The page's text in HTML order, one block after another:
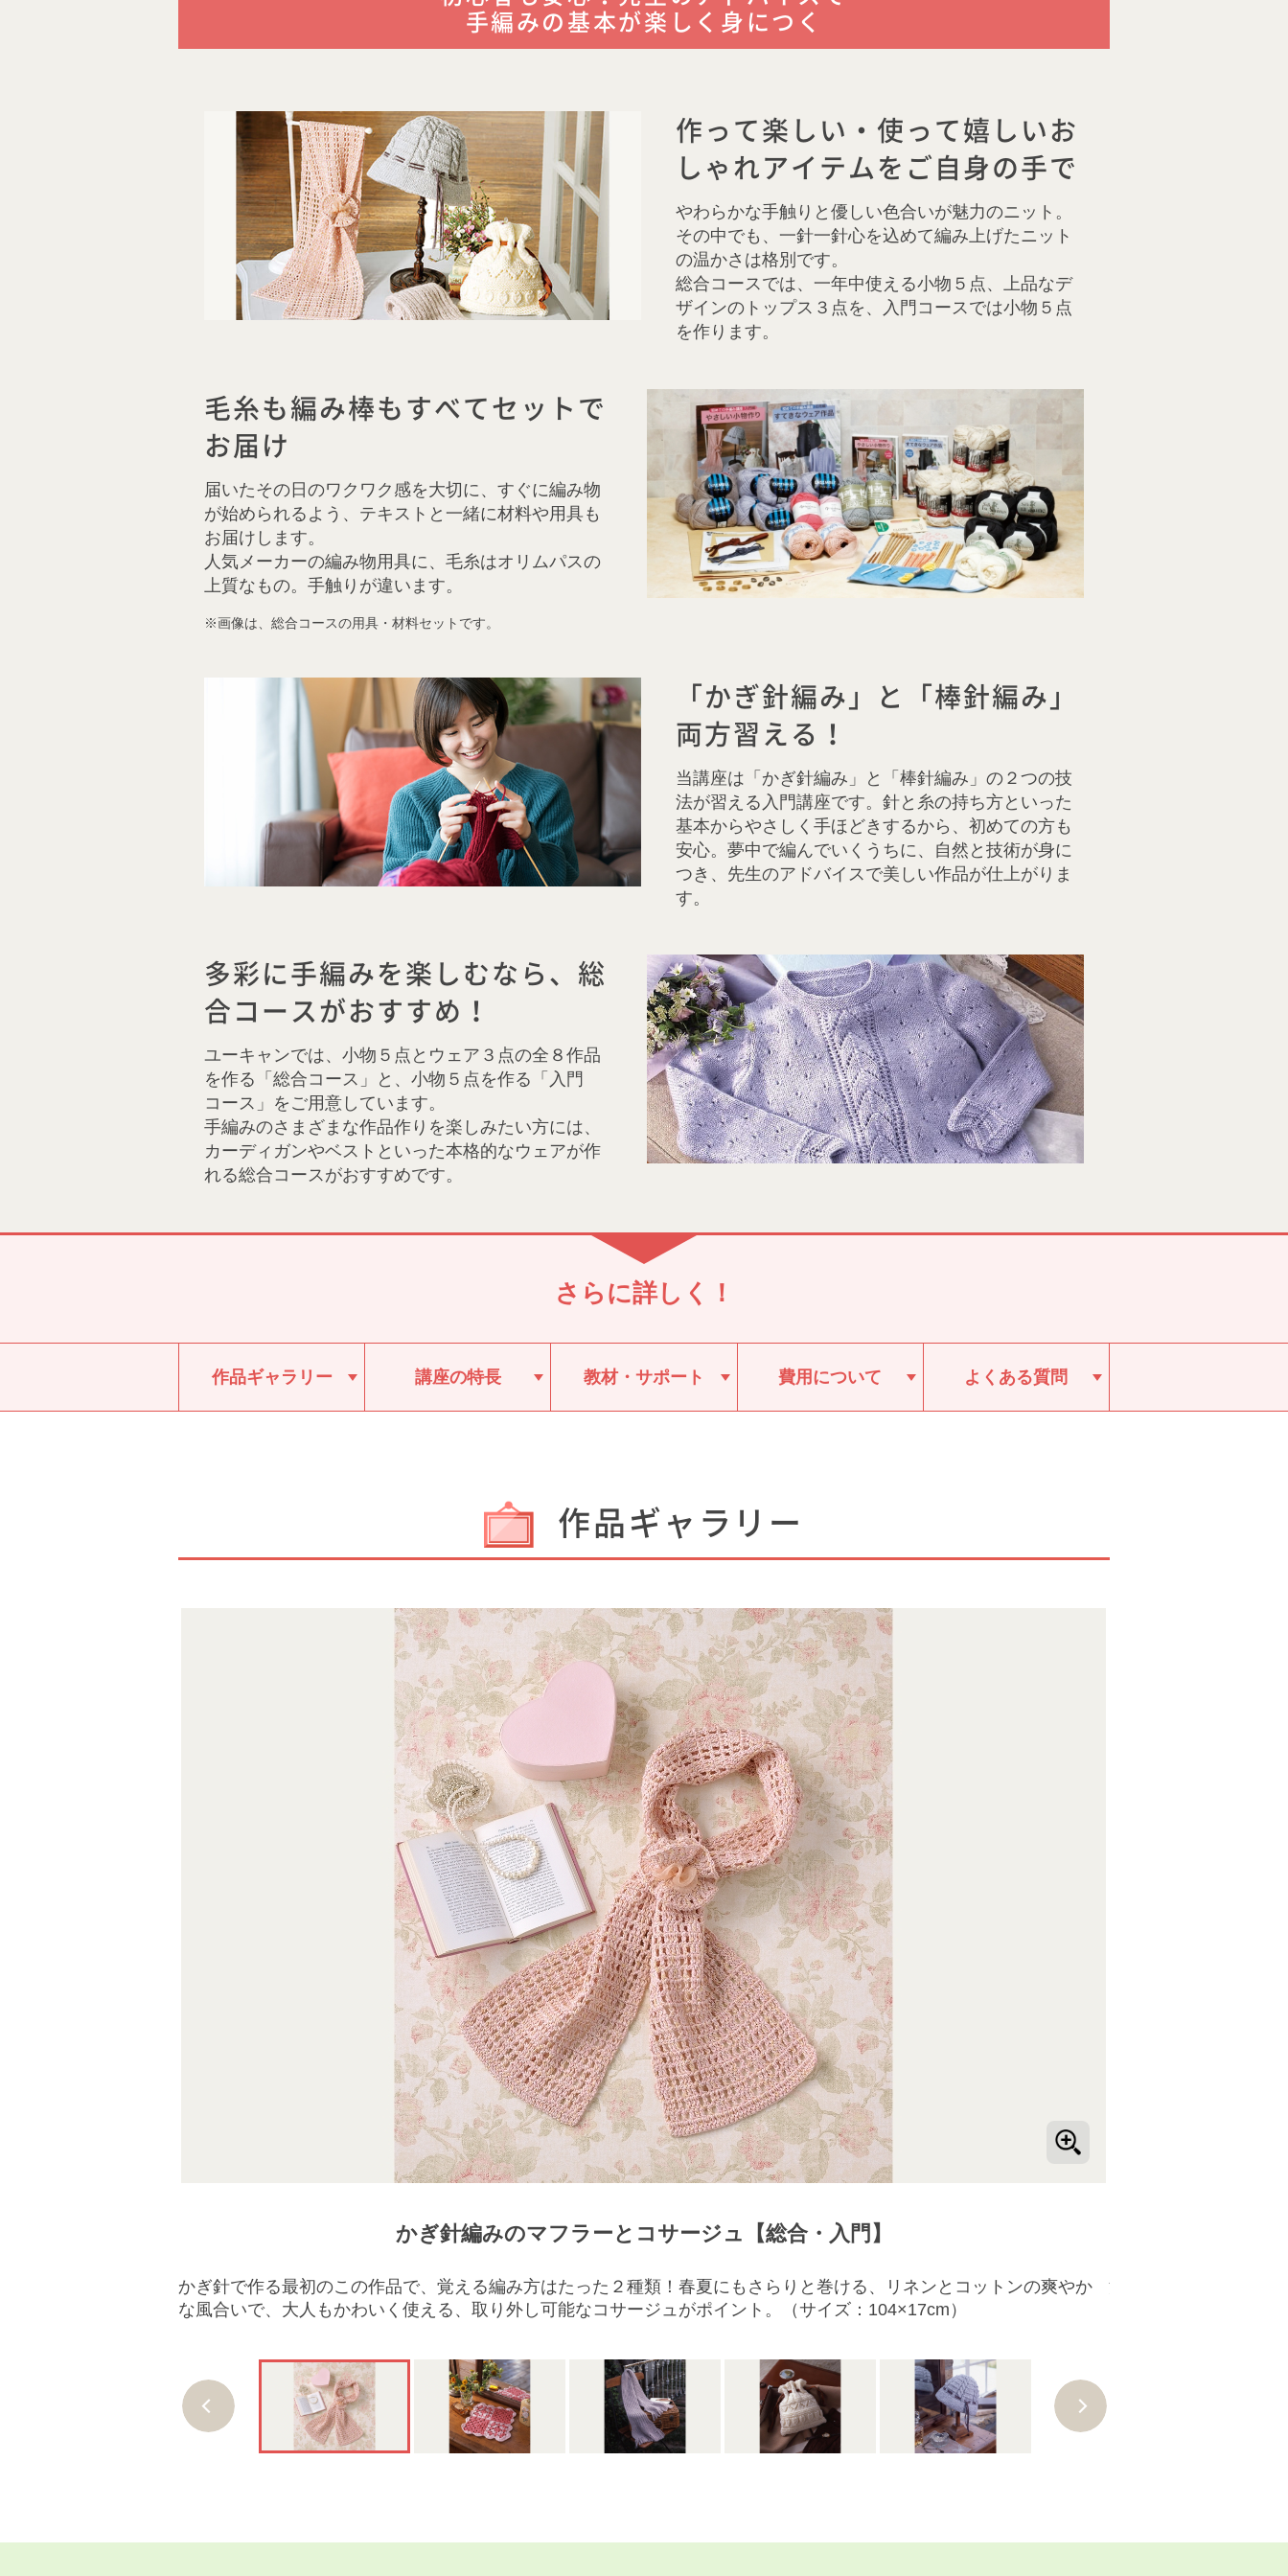
手編みの基本が楽しく身につく
作って楽しい・使って嬉しいお
しゃれアイテムをご自身の手で
やわらかな手触りと優しい色合いが魅力のニット。
その中でも、一針一針心を込めて編み上げたニット
の温かさは格別です。
総合コースでは、一年中使える小物５点、上品なデ
ザインのトップス３点を、入門コースでは小物５点
を作ります。
毛糸も編み棒もすべてセットで
お届け
届いたその日のワクワク感を大切に、すぐに編み物
が始められるよう、テキストと一緒に材料や用具も
お届けします。
人気メーカーの編み物用具に、毛糸はオリムパスの
上質なもの。手触りが違います。
画像は、総合コースの用具・材料セットです。
「かぎ針編み」と「棒針編み」
両方習える！
当講座は「かぎ針編み」と「棒針編み」の２つの技
法が習える入門講座です。針と糸の持ち方といった
基本からやさしく手ほどきするから、初めての方も
安心。夢中で編んでいくうちに、自然と技術が身に
つき、先生のアドバイスで美しい作品が仕上がりま
す。
多彩に手編みを楽しむなら、総
合コースがおすすめ！
ユーキャンでは、小物５点とウェア３点の全８作品
を作る「総合コース」と、小物５点を作る「入門
コース」をご用意しています。
手編みのさまざまな作品作りを楽しみたい方には、
カーディガンやベストといった本格的なウェアが作
れる総合コースがおすすめです。
さらに詳しく！
作品ギャラリー 講座の特長 教材・サポート 費用について よくある質問
作品ギャラリー
かぎ針編みのマフラーとコサージュ【総合・入門】
かぎ針で作る最初のこの作品で、覚える編み方はたった２種類！春夏にもさらりと巻ける、リネンとコットンの爽やか
な風合いで、大人もかわいく使える、取り外し可能なコサージュがポイント。（サイズ：104×17cm）
濃淡ピンクのモチー